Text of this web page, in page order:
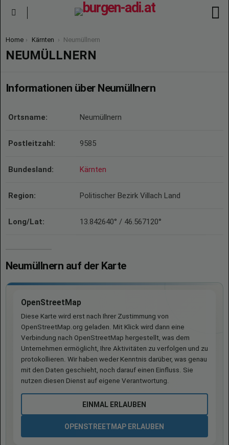
You are here:
Home Kärnten Neumüllnern
NEUMÜLLNERN
Informationen über Neumüllnern
Ortsname: Neumüllnern
Postleitzahl: 9585
Bundesland: Kärnten
Region: Politischer Bezirk Villach Land
Long/Lat: 13.842640° / 46.567120°
Neumüllnern auf der Karte
OpenStreetMap
Diese Karte wird erst nach Ihrer Zustimmung von
OpenStreetMap.org geladen. Mit Klick wird dann eine
Verbindung nach OpenStreetMap hergestellt, was dem
Unternehmen ermöglicht, Ihre Aktivitäten zu verfolgen und zu
protokollieren. Wir haben weder Kenntnis darüber, was genau
mit den Daten geschieht, noch darauf einen Einfluss. Sie
nutzen diesen Dienst auf eigene Verantwortung.
EINMAL ERLAUBEN
OPENSTREETMAP ERLAUBEN